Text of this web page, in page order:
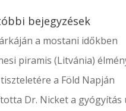
bejegyzések
a mostani időkben
piramis (Litvánia)
a Föld Napján
Dr. Nicket a gyógyítás